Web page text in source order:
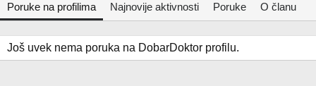
Poruke na profilima Najnovije aktivnosti Poruke O članu
Još uvek nema poruka na DobarDoktor profilu.